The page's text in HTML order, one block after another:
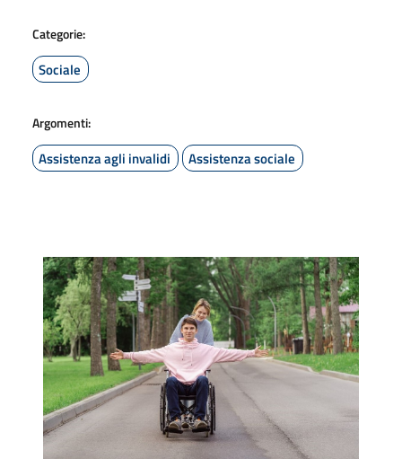
Categorie:
Sociale
Argomenti:
Assistenza agli invalidi Assistenza sociale